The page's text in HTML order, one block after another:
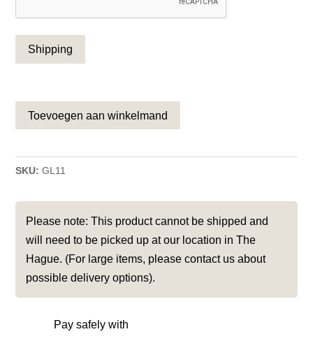
Toevoegen aan winkelmand
SKU: GL11
Please note: This product cannot be shipped and
will need to be picked up at our location in The
Hague. (For large items, please contact us about
possible delivery options).
Pay safely with